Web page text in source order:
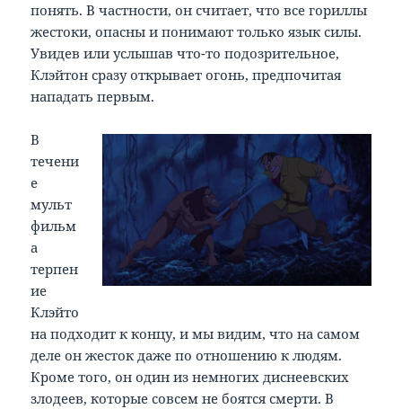
понять. В частности, он считает, что все гориллы
жестоки, опасны и понимают только язык силы.
Увидев или услышав что-то подозрительное,
Клэйтон сразу открывает огонь, предпочитая
нападать первым.
В
течени
е
мульт
фильм
а
терпен
ие
Клэйто
на подходит к концу, и мы видим, что на самом
деле он жесток даже по отношению к людям.
Кроме того, он один из немногих диснеевских
злодеев, которые совсем не боятся смерти. В